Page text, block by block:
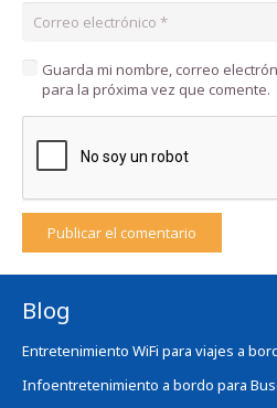
Guarda mi nombre, correo
para la próxima vez que comente.
Publicar el comentario
Blog
Entretenimiento WiFi para viajes a
Infoentretenimiento a bordo para